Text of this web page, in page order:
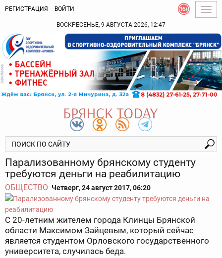
РЕГИСТРАЦИЯ ВОЙТИ
ВОСКРЕСЕНЬЕ, 9 АВГУСТА 2026, 12:47
Парализованному брянскому студенту
требуются деньги на реабилитацию
ОБЩЕСТВО Четверг, 24 август 2017, 06:20
С 20-летним жителем города Клинцы Брянской
области Максимом Зайцевым, который сейчас
является студентом Орловского государственного
университета, случилась беда.